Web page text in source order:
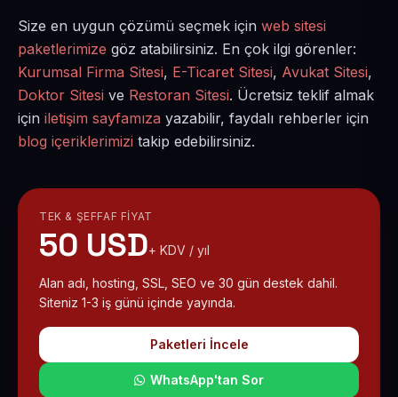
Size en uygun çözümü seçmek için web sitesi
paketlerimize göz atabilirsiniz. En çok ilgi görenler:
Kurumsal Firma Sitesi, E-Ticaret Sitesi, Avukat Sitesi,
Doktor Sitesi ve Restoran Sitesi. Ücretsiz teklif almak
için iletişim sayfamıza yazabilir, faydalı rehberler için
blog içeriklerimizi takip edebilirsiniz.
TEK & ŞEFFAF FIYAT
50 USD+ KDV / yıl
Alan adı, hosting, SSL, SEO ve 30 gün destek dahil.
Siteniz 1-3 iş günü içinde yayında.
Paketleri İncele
WhatsApp'tan Sor